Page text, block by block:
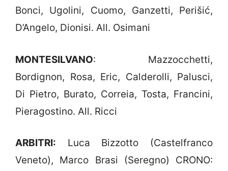
Bonci, Ugolini, Cuomo, Ganzetti, Perišić,
D’Angelo, Dionisi. All. Osimani
MONTESILVANO: Mazzocchetti,
Bordignon, Rosa, Eric, Calderolli, Palusci,
Di Pietro, Burato, Correia, Tosta, Francini,
Pieragostino. All. Ricci
ARBITRI: Luca Bizzotto (Castelfranco
Veneto), Marco Brasi (Seregno) CRONO: